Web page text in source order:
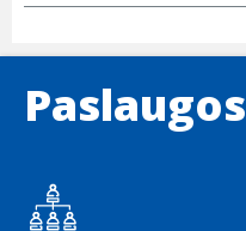
Paslaugos